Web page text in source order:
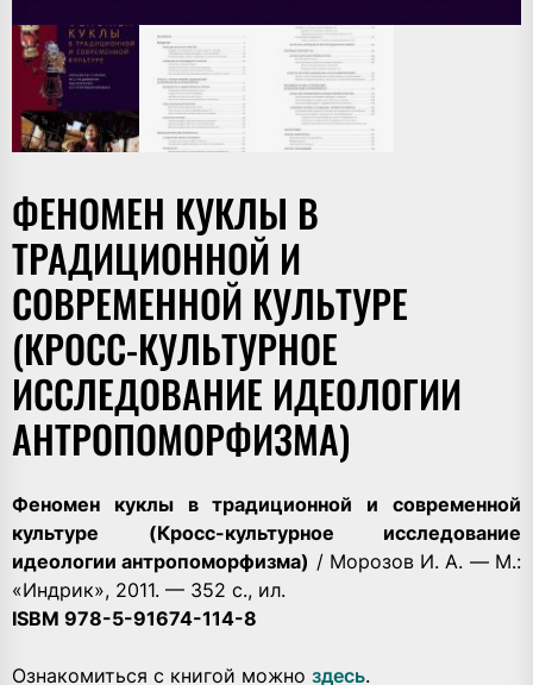
ФЕНОМЕН КУКЛЫ В
ТРАДИЦИОННОЙ И
СОВРЕМЕННОЙ КУЛЬТУРЕ
(КРОСС-КУЛЬТУРНОЕ
ИССЛЕДОВАНИЕ ИДЕОЛОГИИ
АНТРОПОМОРФИЗМА)
Феномен куклы в традиционной и современной
культуре (Кросс-культурное исследование
идеологии антропоморфизма) / Морозов И. А. — М.:
«Индрик», 2011. — 352 с., ил.
ISВМ 978-5-91674-114-8
Ознакомиться с книгой можно здесь.